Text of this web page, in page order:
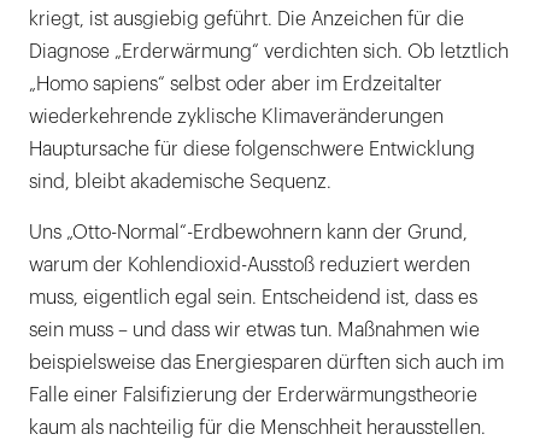
kriegt, ist ausgiebig geführt. Die Anzeichen für die
Diagnose „Erderwärmung“ verdichten sich. Ob letztlich
„Homo sapiens“ selbst oder aber im Erdzeitalter
wiederkehrende zyklische Klimaveränderungen
Hauptursache für diese folgenschwere Entwicklung
sind, bleibt akademische Sequenz.
Uns „Otto-Normal“-Erdbewohnern kann der Grund,
warum der Kohlendioxid-Ausstoß reduziert werden
muss, eigentlich egal sein. Entscheidend ist, dass es
sein muss – und dass wir etwas tun. Maßnahmen wie
beispielsweise das Energiesparen dürften sich auch im
Falle einer Falsifizierung der Erderwärmungstheorie
kaum als nachteilig für die Menschheit herausstellen.